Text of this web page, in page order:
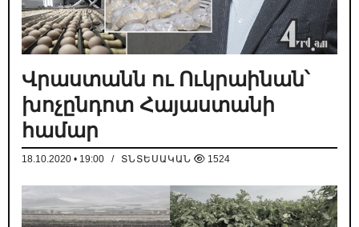
Վրաստանն ու Ուկրաինան՝
խոչընդոտ Հայաստանի
համար
18.10.2020 • 19:00 / ՏՆՏԵՍԱԿԱՆ 1524